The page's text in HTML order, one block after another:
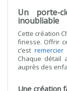
Un porte-
inoubliable
Cette création
finesse. Offrir
c’est
Chaque détail
auprès des
Une création